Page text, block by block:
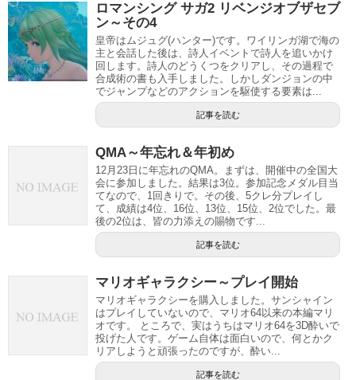
ロマンシング サガ2 リベンジオブザセブ
ン～その4
皇帝はムジュグ(ハンター)です。ワイリンガ湖で海の
主と会話した後は、詩人イベントで詩人を追いかけ
回します。詩人のどうくつをクリアし、その過程で
合成術の書も入手しました。しかしダンジョンの中
でジャンプなどのアクションを駆使する要素は...
記事を読む
QMA～年忘れ＆年初め
12月23日に年忘れのQMA。まずは、開催中の全国大
会に参加しました。結果は3位。参加記念メダル目当
てなので、1回きりで。その後、5クレ分プレイし
て、成績は4位、16位、13位、15位、2位でした。最
後の2位は、皆の力添えの賜物です...
記事を読む
マリオギャラクシー～プレイ開始
マリオギャラクシーを購入しました。サンシャイン
はプレイしていないので、マリオ64以来の本編マリ
オです。 ところで、実はうちはマリオ64を3D酔いで
投げた人です。ゲーム自体は面白いので、何とかク
リアしようと頑張ったのですが、酔い...
記事を読む